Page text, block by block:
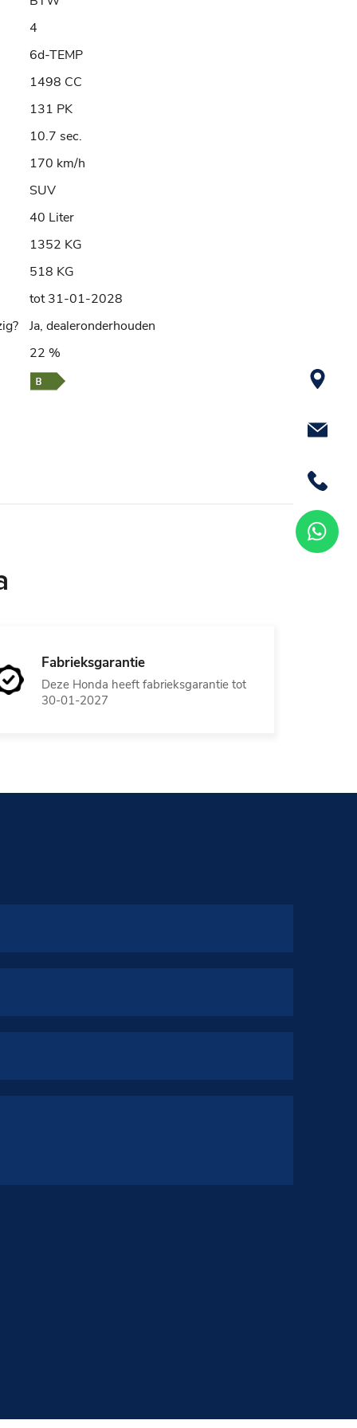
4
6d-TEMP
1498 CC
131 PK
10.7 sec.
170 km/h
SUV
40 Liter
1352 KG
518 KG
tot 31-01-2028
Ja, dealeronderhouden
22 %
Fabrieksgarantie
Deze Honda heeft fabrieksgarantie tot
30-01-2027